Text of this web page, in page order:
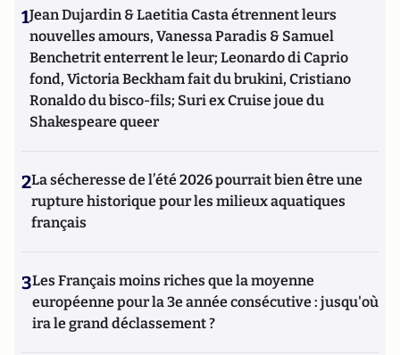
1Jean Dujardin & Laetitia Casta étrennent leurs
nouvelles amours, Vanessa Paradis & Samuel
Benchetrit enterrent le leur; Leonardo di Caprio
fond, Victoria Beckham fait du brukini, Cristiano
Ronaldo du bisco-fils; Suri ex Cruise joue du
Shakespeare queer
2La sécheresse de l’été 2026 pourrait bien être une
rupture historique pour les milieux aquatiques
français
3Les Français moins riches que la moyenne
européenne pour la 3e année consécutive : jusqu'où
ira le grand déclassement ?